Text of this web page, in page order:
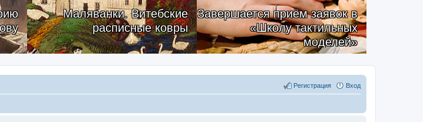
Маляванки. Витебские
расписные ковры
Завершается приём заявок в
«Школу тактильных
моделей»
Вход
Регистрация